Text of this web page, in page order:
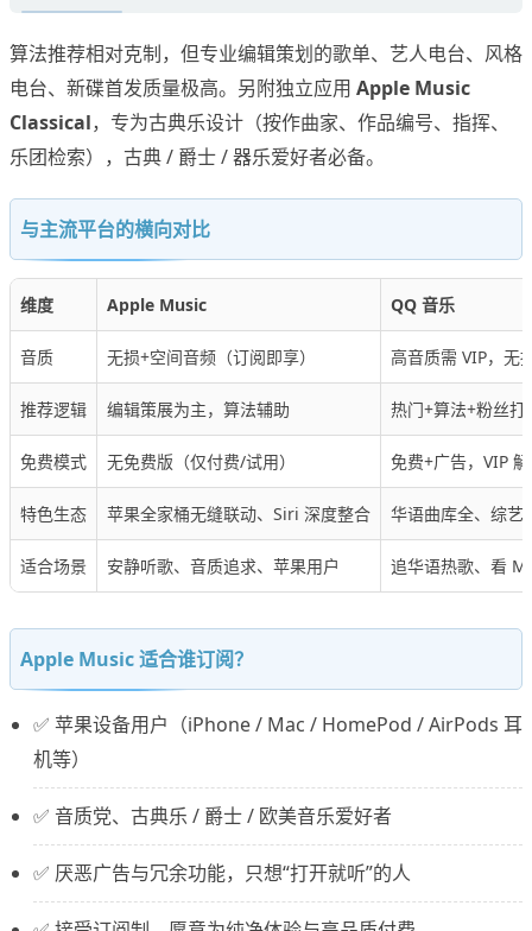
算法推荐相对克制，但专业编辑策划的歌单、艺人电台、风格
电台、新碟首发质量极高。另附独立应用 Apple Music
Classical，专为古典乐设计（按作曲家、作品编号、指挥、
乐团检索），古典 / 爵士 / 器乐爱好者必备。
与主流平台的横向对比
维度 Apple Music QQ 音乐
音质 无损+空间音频（订阅即享） 高音质需 VIP，无
推荐逻辑 编辑策展为主，算法辅助 热门+算法+粉丝打
免费模式 无免费版（仅付费/试用） 免费+广告，VIP
特色生态 苹果全家桶无缝联动、Siri 深度整合 华语曲库全、综艺
适合场景 安静听歌、音质追求、苹果用户 追华语热歌、看
Apple Music 适合谁订阅？
✅ 苹果设备用户（iPhone / Mac / HomePod / AirPods 耳
机等）
✅ 音质党、古典乐 / 爵士 / 欧美音乐爱好者
✅ 厌恶广告与冗余功能，只想“打开就听”的人